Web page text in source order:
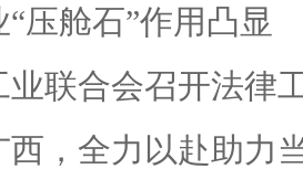
压舱石”作用凸显
业联合会召开法律
西，全力以赴助力